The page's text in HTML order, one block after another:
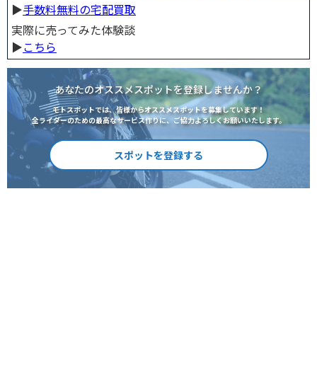
▶︎手数料無料の宅配買取
実際に売ってみた体験談
▶︎こちら
あなたのオススメスポットを登録しませんか？
モトスポットでは、皆様からオススメスポットを募集しています！
全ライダーのための最高なサービス作りに、ご協力よろしくお願いいたします。
スポットを登録する